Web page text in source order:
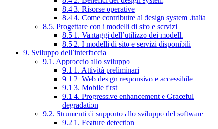
8.4.3. Risorse operative
8.4.4. Come contribuire al design system .italia
8.5. Progettare con i modelli di sito e servizi
8.5.1. Vantaggi dell’utilizzo dei modelli
8.5.2. I modelli di sito e servizi disponibili
9. Sviluppo dell’interfaccia
9.1. Approccio allo sviluppo
9.1.1. Attività preliminari
9.1.2. Web design responsivo e accessibile
9.1.3. Mobile first
9.1.4. Progressive enhancement e Graceful
degradation
9.2. Strumenti di supporto allo sviluppo del software
9.2.1. Feature detection